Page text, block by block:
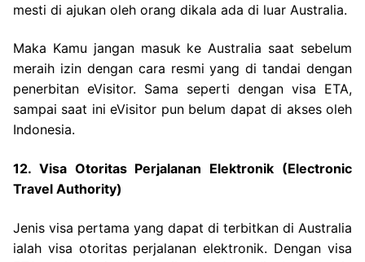
mesti di ajukan oleh orang dikala ada di luar Australia.
Maka Kamu jangan masuk ke Australia saat sebelum
meraih izin dengan cara resmi yang di tandai dengan
penerbitan eVisitor. Sama seperti dengan visa ETA,
sampai saat ini eVisitor pun belum dapat di akses oleh
Indonesia.
12. Visa Otoritas Perjalanan Elektronik (Electronic
Travel Authority)
Jenis visa pertama yang dapat di terbitkan di Australia
ialah visa otoritas perjalanan elektronik. Dengan visa